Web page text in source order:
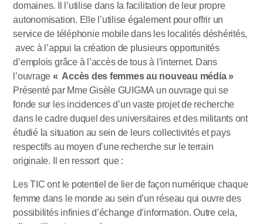
domaines. Il l’utilise dans la facilitation de leur propre
autonomisation. Elle l’utilise également pour offrir un
service de téléphonie mobile dans les localités déshérités,
avec à l’appui la création de plusieurs opportunités
d’emplois grâce à l’accès de tous à l’internet. Dans
l’ouvrage « Accès des femmes au nouveau média »
Présenté par Mme Gisèle GUIGMA un ouvrage qui se
fonde sur les incidences d’un vaste projet de recherche
dans le cadre duquel des universitaires et des militants ont
étudié la situation au sein de leurs collectivités et pays
respectifs au moyen d’une recherche sur le terrain
originale. Il en ressort que :
Les TIC ont le potentiel de lier de façon numérique chaque
femme dans le monde au sein d’un réseau qui ouvre des
possibilités infinies d’échange d’information. Outre cela,